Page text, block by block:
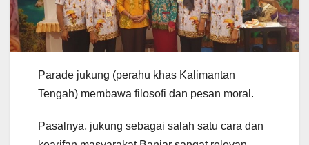
Parade jukung (perahu khas Kalimantan
Tengah) membawa filosofi dan pesan moral.
Pasalnya, jukung sebagai salah satu cara dan